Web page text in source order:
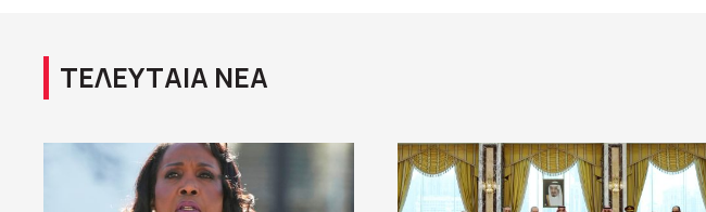
ΤΕΛΕΥΤΑΙΑ ΝΕΑ